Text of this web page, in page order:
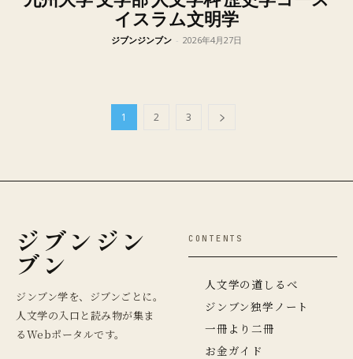
イスラム文明学
ジブンジンブン - 2026年4月27日
1 2 3
ジブンジン
ブン
ジンブン学を、ジブンごとに。
人文学の入口と読み物が集ま
るWebポータルです。
CONTENTS
人文学の道しるべ
ジンブン独学ノート
一冊より二冊
お金ガイド